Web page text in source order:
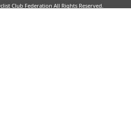
Club Federation All Rights Reserved.